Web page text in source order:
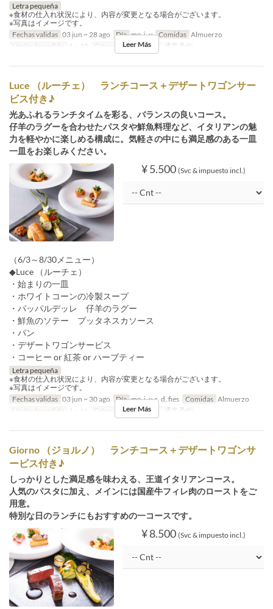
Letra pequeña
※食材の仕入れ状況により、内容が変更となる場合がございます。
※写真はイメージです。
Fechas validas 03 jun ~ 28 ago Día me, j, v Comidas Almuerzo
Límite de pedido
1 ~ 10 Categoría de Asiento 通常予約
Leer Más
Luce （ルーチェ） ランチコース＋デザートワゴンサー
ビス付き♪
光あふれるランチタイムを彩る、バランスの良いコース。
仔羊のラグーを合わせたパスタや鮮魚料理など、イタリアンの魅
力を軽やかに楽しめる構成に。気軽さの中にも満足感のある一皿
一皿をお楽しみください。
¥ 5.500 (Svc & impuesto incl.)
（6/3～8/30メニュー）
◆Luce （ルーチェ）
・始まりの一皿
・ホワイトコーンの冷製スープ
・パッパルデッレ 仔羊のラグー
・鮮魚のソテー プッタネスカソース
・パン
・デザートワゴンサービス
・コーヒー or 紅茶 or ハーブティー
Letra pequeña
※食材の仕入れ状況により、内容が変更となる場合がございます。
※写真はイメージです。
Fechas validas 03 jun ~ 30 ago Día me, j, v, s, d, fies Comidas Almuerzo
Límite de pedido
1 ~ 16 Categoría de Asiento 通常予約
Leer Más
Giorno （ジョルノ） ランチコース＋デザートワゴンサ
ービス付き♪
しっかりとした満足感を味わえる、王道イタリアンコース。
人気のパスタに加え、メインには国産牛フィレ肉のローストをご
用意。
特別な日のランチにもおすすめの一コースです。
¥ 8.500 (Svc & impuesto incl.)